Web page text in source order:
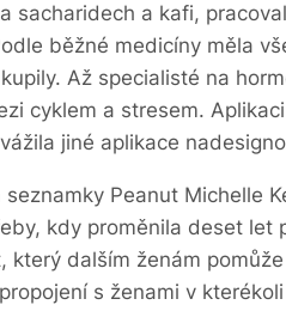
sacharidech a kafi,
běžné medicíny měla
Až specialisté na
cyklem a stresem.
jiné aplikace
Peanut Michelle
kdy proměnila deset let
který dalším ženám
s ženami v